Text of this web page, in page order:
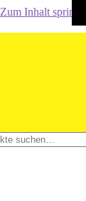
Zum Inhalt springen